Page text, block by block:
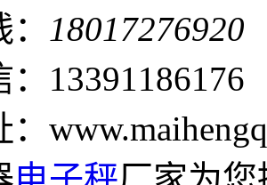
18017276920
13391186176